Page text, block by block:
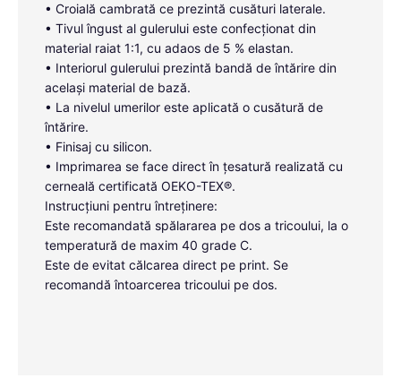
• Croială cambrată ce prezintă cusături laterale.
• Tivul îngust al gulerului este confecționat din
material raiat 1:1, cu adaos de 5 % elastan.
• Interiorul gulerului prezintă bandă de întărire din
același material de bază.
• La nivelul umerilor este aplicată o cusătură de
întărire.
• Finisaj cu silicon.
• Imprimarea se face direct în țesatură realizată cu
cerneală certificată OEKO-TEX®.
Instrucțiuni pentru întreținere:
Este recomandată spălararea pe dos a tricoului, la o
temperatură de maxim 40 grade C.
Este de evitat călcarea direct pe print. Se
recomandă întoarcerea tricoului pe dos.